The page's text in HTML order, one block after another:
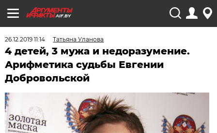
AIF.BY
26.12.2019 11:14 Татьяна Уланова
4 детей, 3 мужа и недоразумение.
Арифметика судьбы Евгении
Добровольской